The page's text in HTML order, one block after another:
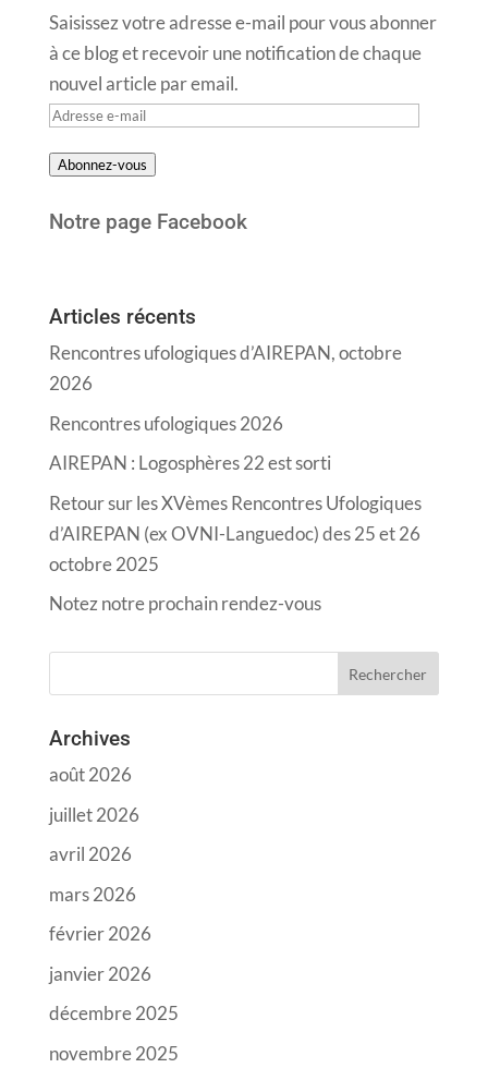
Saisissez votre adresse e-mail pour vous abonner
à ce blog et recevoir une notification de chaque
nouvel article par email.
Adresse
mail
Abonnez-vous
Notre page Facebook
Articles récents
Rencontres ufologiques d’AIREPAN, octobre
2026
Rencontres ufologiques 2026
AIREPAN : Logosphères 22 est sorti
Retour sur les XVèmes Rencontres Ufologiques
d’AIREPAN (ex OVNI-Languedoc) des 25 et 26
octobre 2025
Notez notre prochain rendez-vous
Archives
août 2026
juillet 2026
avril 2026
mars 2026
février 2026
janvier 2026
décembre 2025
novembre 2025